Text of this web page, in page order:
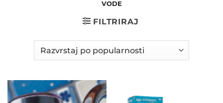
VODE
FILTRIRAJ